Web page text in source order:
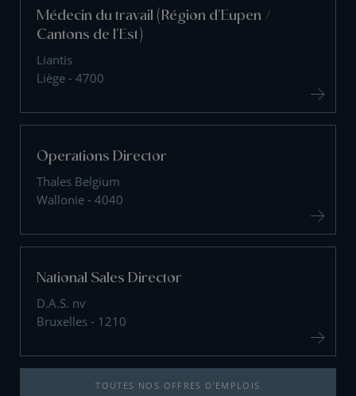
Médecin du travail (Région d'Eupen /
Cantons de l'Est)
Liantis
Liège - 4700
Operations Director
Thales Belgium
Wallonie - 4040
National Sales Director
D.A.S. nv
Bruxelles - 1210
TOUTES NOS OFFRES D'EMPLOIS